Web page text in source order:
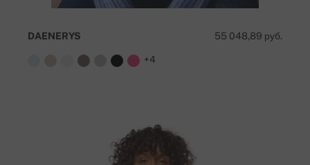
55 048,89 руб.
DAENERYS
+4